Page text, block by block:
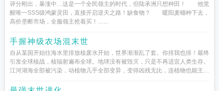
评分刚出，暴涨中…这是一个全民领主的时代，但陆承洲只想种田！ 他觉
醒唯一SSS级鸿蒙灵田，直接开启逆天之路！缺食物？ 暖阳麦穗种下去，
高价垄断市场，全服领主抢着买！…...
手握神级农场混末世
自从某国开始往海水里排放核废水开始，世界渐渐乱了套。你排我也排！最终
引发全球核战，核辐射遍布全球。地球没有被毁灭，只是不再适宜人类生存。
江河湖海全部被污染，动植物几乎全部变异，变得凶残无比，连植物也能主动